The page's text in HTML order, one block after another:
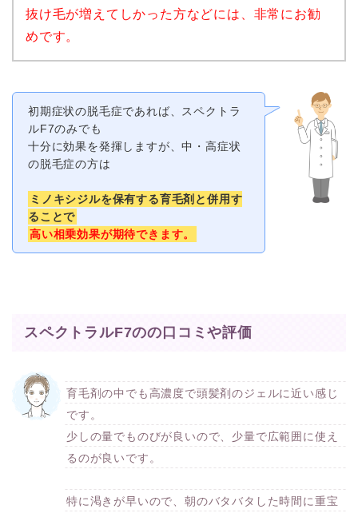
抜け毛が増えてしかった方などには、非常にお勧
めです。
初期症状の脱毛症であれば、スペクトラ
ルF7のみでも
十分に効果を発揮しますが、中・高症状
の脱毛症の方は
ミノキシジルを保有する育毛剤と併用す
ることで
高い相乗効果が期待できます。
スペクトラルF7のの口コミや評価
育毛剤の中でも高濃度で頭髪剤のジェルに近い感じ
です。
少しの量でものびが良いので、少量で広範囲に使え
るのが良いです。
特に渇きが早いので、朝のバタバタした時間に重宝